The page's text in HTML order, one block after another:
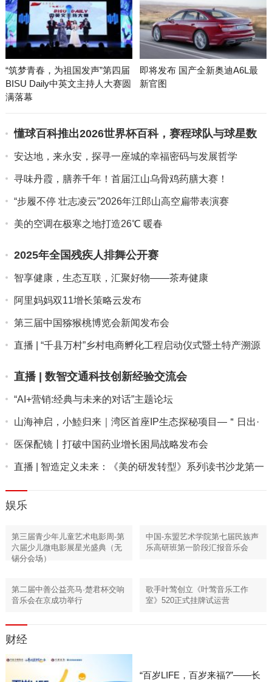
“筑梦青春，为祖国发声”第四届
BISU Daily中英文主持人大赛圆
满落幕
即将发布 国产全新奥迪A6L最
新官图
懂球百科推出2026世界杯百科，赛程球队与球星数
据一网打尽
安达地，来永安，探寻一座城的幸福密码与发展哲学
寻味丹霞，膳养千年！首届江山乌骨鸡药膳大赛！
“步履不停 壮志凌云”2026年江郎山高空扁带表演赛
美的空调在极寒之地打造26℃ 暖春
2025年全国残疾人排舞公开赛
智享健康，生态互联，汇聚好物——茶寿健康
阿里妈妈双11增长策略云发布
第三届中国猕猴桃博览会新闻发布会
直播 | “千县万村”乡村电商孵化工程启动仪式暨土特产溯源
直播 | 数智交通科技创新经验交流会
“AI+营销:经典与未来的对话”主题论坛
山海神启，小鯥归来｜湾区首座IP生态探秘项目—＂日出·
礁石地...
医保配镜丨打破中国药业增长困局战略发布会
直播 | 智造定义未来：《美的研发转型》系列读书沙龙第一
娱乐
第三届青少年儿童艺术电影周-第
六届少儿微电影展星光盛典（无
锡分会场）
中国-东盟艺术学院第七届民族声
乐高研班第一阶段汇报音乐会
第二届中善公益亮马·楚君杯交响
音乐会在京成功举行
歌手叶莺创立《叶莺音乐工作
室》520正式挂牌试运营
财经
“百岁LIFE，百岁来福?”——长